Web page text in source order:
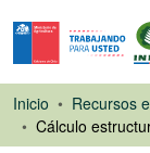
Inicio Recursos
Cálculo